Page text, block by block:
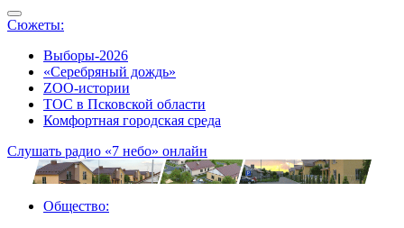
Сюжеты:
Выборы-2026
«Серебряный дождь»
ZOO-истории
ТОС в Псковской области
Комфортная городская среда
Слушать радио «7 небо» онлайн
Общество: